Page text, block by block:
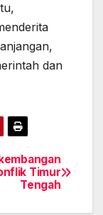
dan
Timur
Tengah